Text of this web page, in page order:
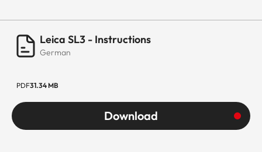
Leica SL3 - Instructions
German
PDF31.34 MB
Download